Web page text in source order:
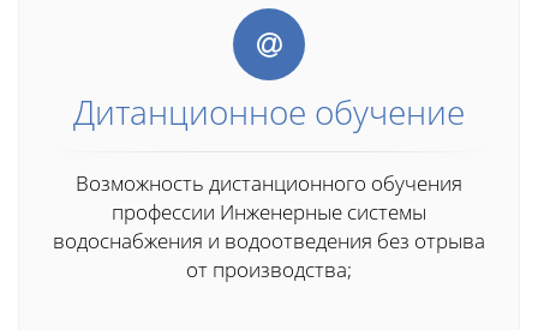
Дитанционное обучение
Возможность дистанционного обучения
профессии Инженерные системы
водоснабжения и водоотведения без отрыва
от производства;